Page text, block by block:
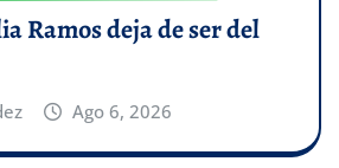
Ramos deja de ser del
Ago 6, 2026